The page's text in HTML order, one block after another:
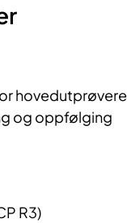
hovedutprøvere
og oppfølging
R3)